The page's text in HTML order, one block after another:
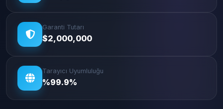
Garanti Tutarı
$2,000,000
Tarayıcı Uyumluluğu
%99.9%